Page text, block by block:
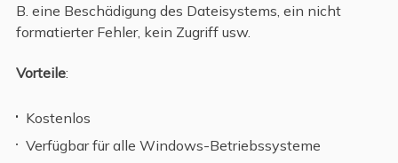
B. eine Beschädigung des Dateisystems, ein nicht
formatierter Fehler, kein Zugriff usw.
Vorteile:
Kostenlos
Verfügbar für alle Windows-Betriebssysteme